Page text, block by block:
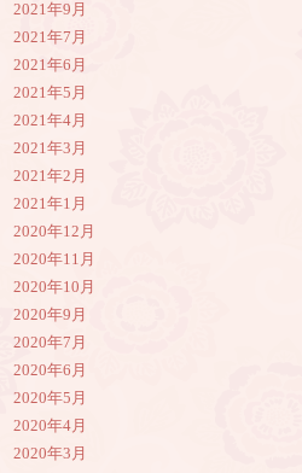
2021年9月
2021年7月
2021年6月
2021年5月
2021年4月
2021年3月
2021年2月
2021年1月
2020年12月
2020年11月
2020年10月
2020年9月
2020年7月
2020年6月
2020年5月
2020年4月
2020年3月